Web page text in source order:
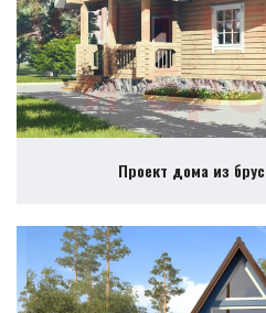
Проект дома из